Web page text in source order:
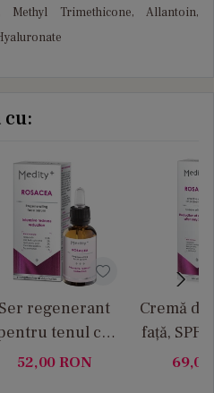
Methyl Trimethicone, Allantoin,
cu:
Ser regenerant
tenul cu
rozacee Medity+
52,00 RON
Cremă
față, SPF
pielea
69,00